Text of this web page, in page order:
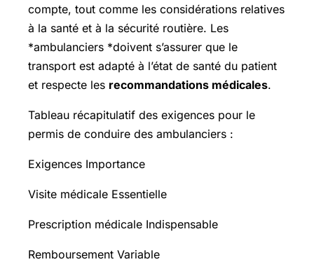
compte, tout comme les considérations relatives
à la santé et à la sécurité routière. Les
*ambulanciers *doivent s’assurer que le
transport est adapté à l’état de santé du patient
et respecte les recommandations médicales.
Tableau récapitulatif des exigences pour le
permis de conduire des ambulanciers :
Exigences Importance
Visite médicale Essentielle
Prescription médicale Indispensable
Remboursement Variable